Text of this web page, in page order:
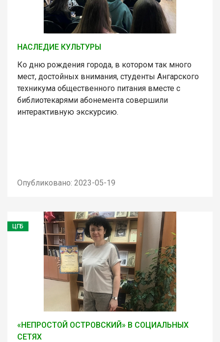
НАСЛЕДИЕ КУЛЬТУРЫ
Ко дню рождения города, в котором так много
мест, достойных внимания, студенты Ангарского
техникума общественного питания вместе с
библиотекарями абонемента совершили
интерактивную экскурсию.
Опубликовано: 2023-05-19
ЦГБ
«НЕПРОСТОЙ ОСТРОВСКИЙ» В СОЦИАЛЬНЫХ
СЕТЯХ